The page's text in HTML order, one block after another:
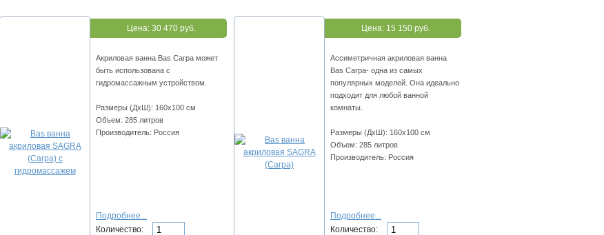
Цена: 30 470 руб.
Акриловая ванна Bas Сагра может
быть использована с
гидромассажным устройством.
Размеры (ДхШ): 160х100 см
Объем: 285 литров
Производитель: Россия
Подробнее...
Количество:
Цена: 15 150 руб.
Ассиметричная акриловая ванна
Bas Сагра- одна из самых
популярных моделей. Она идеально
подходит для любой ванной
комнаты.
Размеры (ДхШ): 160х100 см
Объем: 285 литров
Производитель: Россия
Подробнее...
Количество: